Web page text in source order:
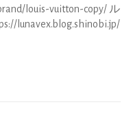
louis-vuitton-copy/ ル
lunavex.blog.shinobi.jp/